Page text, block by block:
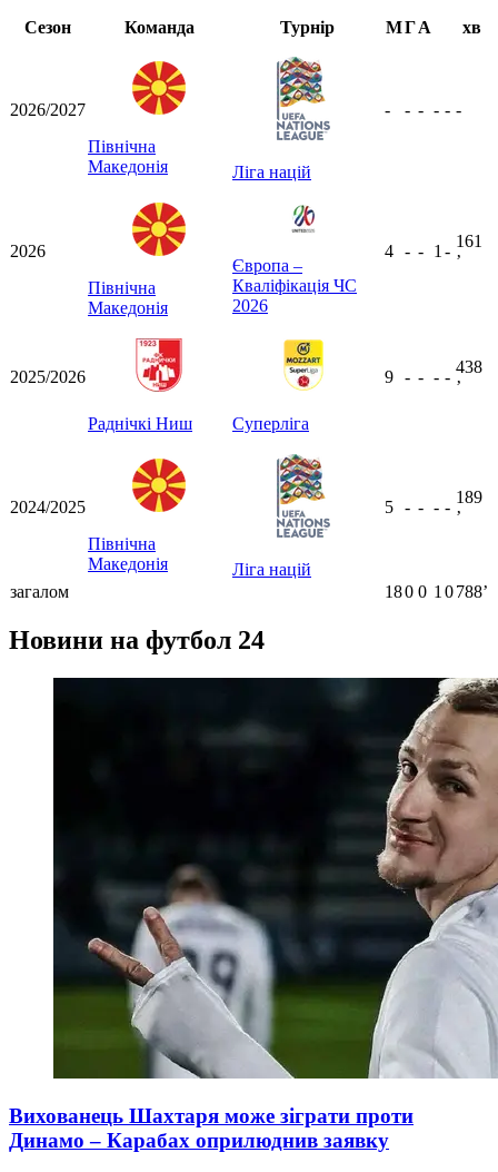
Сезон
Команда Турнір МГА хв
2026/2027
Північна
Македонія
Ліга націй
- - - - - -
2026
Північна
Македонія
Європа –
Кваліфікація ЧС
2026
4 - - 1 -
161
ʼ
2025/2026
Раднічкі Ниш Суперліга
9 - - - -
438
ʼ
2024/2025
Північна
Македонія
Ліга націй
5 - - - -
189
ʼ
загалом 180 0 1 0788ʼ
Новини на футбол 24
Вихованець Шахтаря може зіграти проти
Динамо – Карабах оприлюднив заявку